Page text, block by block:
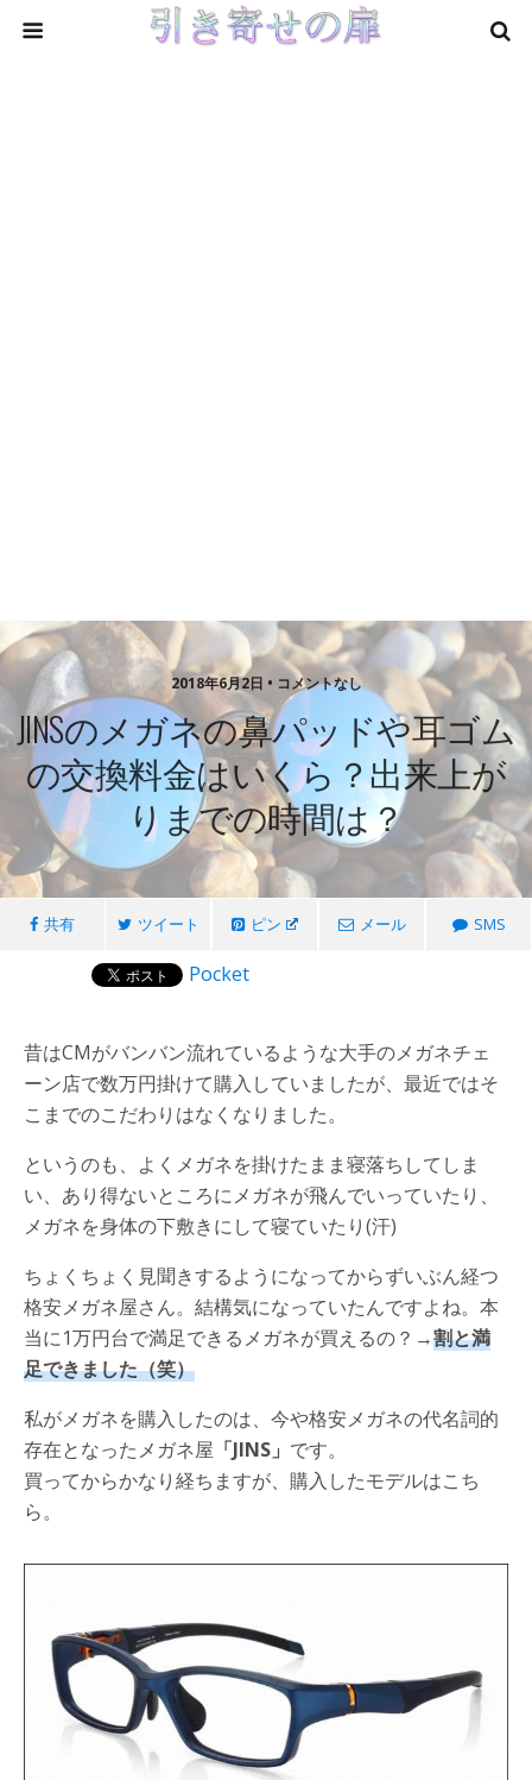
2018年6月2日 • コメントなし
JINSのメガネの鼻パッドや耳ゴム
の交換料金はいくら？出来上が
りまでの時間は？
共有 ツイート ピン メール SMS
Pocket
昔はCMがバンバン流れているような大手のメガネチェ
ーン店で数万円掛けて購入していましたが、最近ではそ
こまでのこだわりはなくなりました。
というのも、よくメガネを掛けたまま寝落ちしてしま
い、あり得ないところにメガネが飛んでいっていたり、
メガネを身体の下敷きにして寝ていたり(汗)
ちょくちょく見聞きするようになってからずいぶん経つ
格安メガネ屋さん。結構気になっていたんですよね。本
当に1万円台で満足できるメガネが買えるの？→割と満
足できました（笑）
私がメガネを購入したのは、今や格安メガネの代名詞的
存在となったメガネ屋 「JINS」 です。
買ってからかなり経ちますが、購入したモデルはこち
ら。